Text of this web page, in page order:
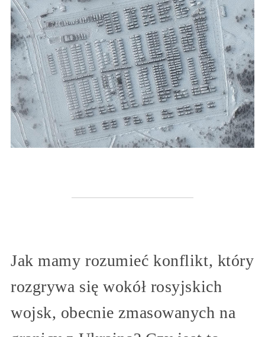
Jak mamy rozumieć konflikt, który
rozgrywa się wokół rosyjskich
wojsk, obecnie zmasowanych na